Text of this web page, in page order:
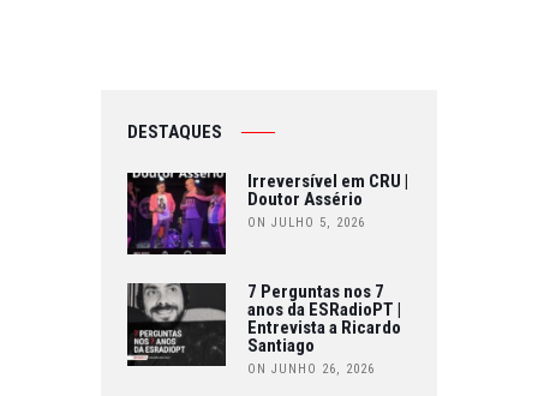
DESTAQUES
Irreversível em CRU |
Doutor Assério
ON JULHO 5, 2026
7 Perguntas nos 7
anos da ESRadioPT |
Entrevista a Ricardo
Santiago
ON JUNHO 26, 2026